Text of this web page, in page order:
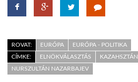
ROVAT: EURÓPA
EURÓPA - POLITIKA
CÍMKE:
ELNÖKVÁLASZTÁS
KAZAHSZTÁN
NURSZULTÁN NAZARBAJEV